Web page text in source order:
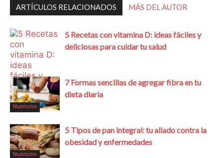
ARTÍCULOS RELACIONADOS MÁS DEL AUTOR
Nutrición
5 Recetas con vitamina D: ideas fáciles y
deliciosas para cuidar tu salud
Nutrición
7 Formas sencillas de agregar fibra en tu
dieta diaria
Nutrición
5 Tipos de pan integral: tu aliado contra la
obesidad y enfermedades